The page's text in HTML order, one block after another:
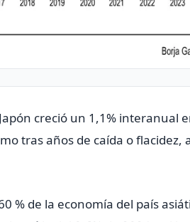
creció un 1,1% interanual
tras años de caída o flacidez,
% de la economía del país